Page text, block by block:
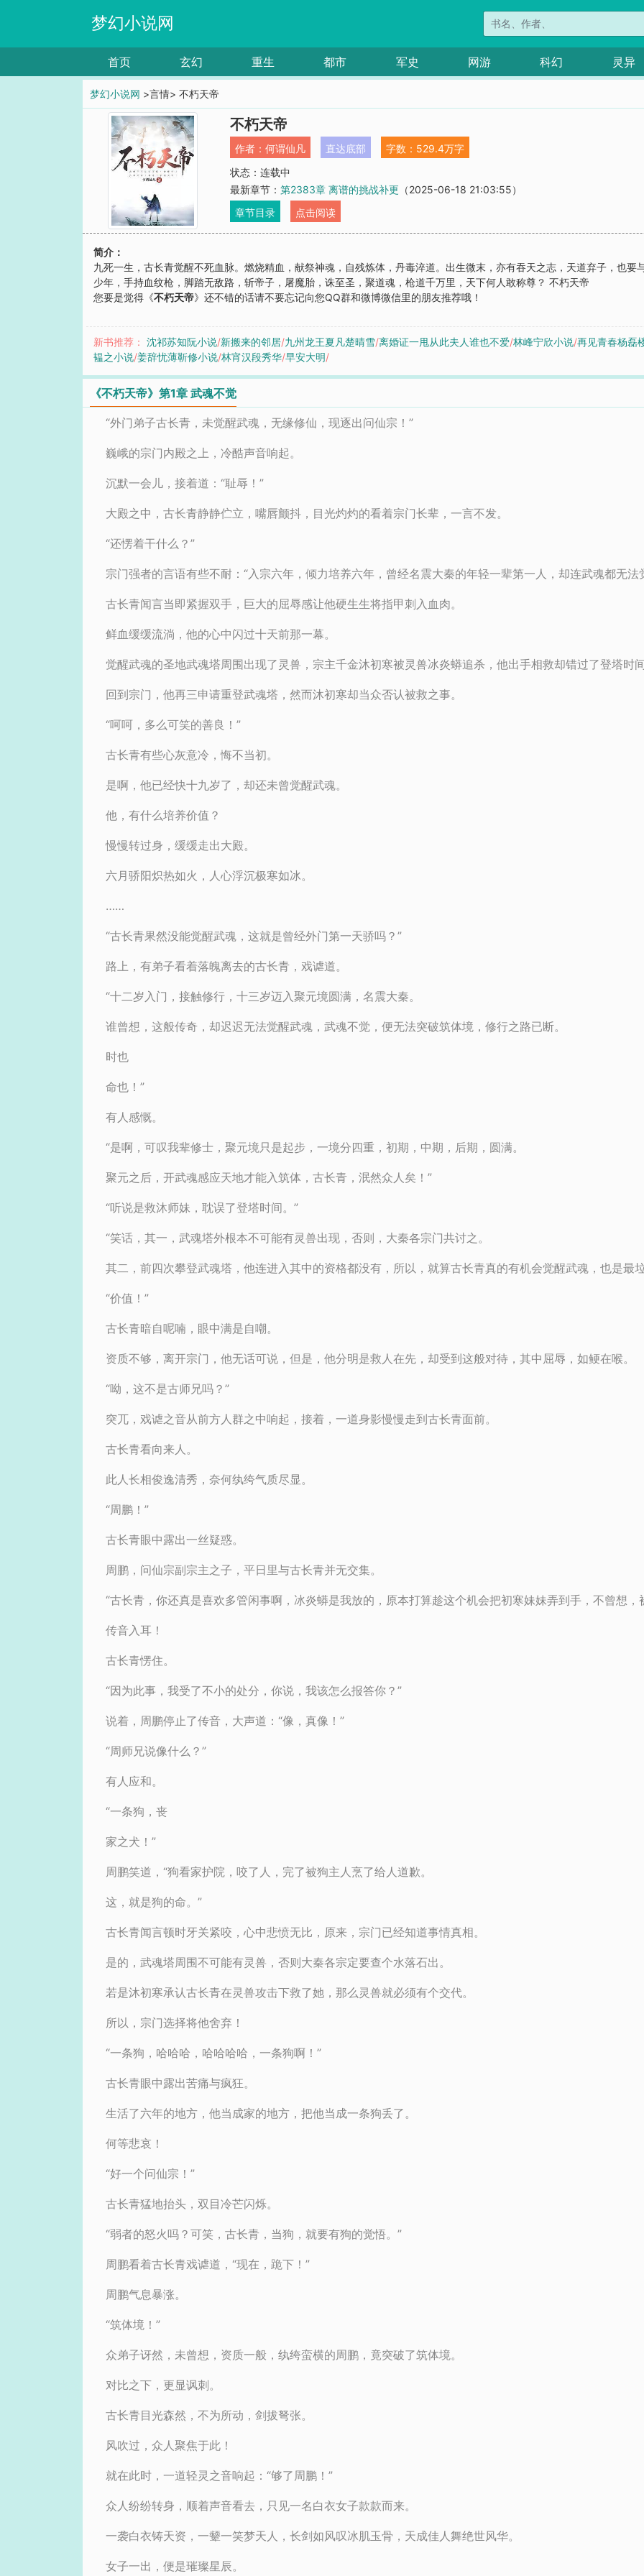
梦幻小说网
首页 玄幻 重生 都市 军史 网游 科幻 灵异
梦幻小说网 >言情> 不朽天帝
不朽天帝
作者：何谓仙凡 直达底部
字数：529.4万字
状态：连载中
最新章节：第2383章 离谱的挑战补更 （2025-06-18 21:03:55）
章节目录
点击阅读
简介：
九死一生，古长青觉醒不死血脉。燃烧精血，献祭神魂，自残炼体，丹毒淬道。出生微末，亦有吞天之志，天道弃子，也
少年，手持血纹枪，脚踏无敌路，斩帝子，屠魔胎，诛至圣，聚道魂，枪道千万里，天下何人敢称尊？ 不朽天帝
您要是觉得《不朽天帝》还不错的话请不要忘记向您QQ群和微博微信里的朋友推荐哦！
新书推荐：沈祁苏知阮小说/新搬来的邻居/九州龙王夏凡楚晴雪/离婚证一甩从此夫人谁也不爱/林峰宁欣小说/再见青春杨磊
韫之小说/姜辞忧薄靳修小说/林宵汉段秀华/早安大明/
《不朽天帝》第1章 武魂不觉
“外门弟子古长青，未觉醒武魂，无缘修仙，现逐出问仙宗！”
巍峨的宗门内殿之上，冷酷声音响起。
沉默一会儿，接着道：“耻辱！”
大殿之中，古长青静静伫立，嘴唇颤抖，目光灼灼的看着宗门长辈，一言不发。
“还愣着干什么？”
宗门强者的言语有些不耐：“入宗六年，倾力培养六年，曾经名震大秦的年轻一辈第一人，却连武魂都无法
古长青闻言当即紧握双手，巨大的屈辱感让他硬生生将指甲刺入血肉。
鲜血缓缓流淌，他的心中闪过十天前那一幕。
觉醒武魂的圣地武魂塔周围出现了灵兽，宗主千金沐初寒被灵兽冰炎蟒追杀，他出手相救却错过了登塔时
回到宗门，他再三申请重登武魂塔，然而沐初寒却当众否认被救之事。
“呵呵，多么可笑的善良！”
古长青有些心灰意冷，悔不当初。
是啊，他已经快十九岁了，却还未曾觉醒武魂。
他，有什么培养价值？
慢慢转过身，缓缓走出大殿。
六月骄阳炽热如火，人心浮沉极寒如冰。
……
“古长青果然没能觉醒武魂，这就是曾经外门第一天骄吗？”
路上，有弟子看着落魄离去的古长青，戏谑道。
“十二岁入门，接触修行，十三岁迈入聚元境圆满，名震大秦。
谁曾想，这般传奇，却迟迟无法觉醒武魂，武魂不觉，便无法突破筑体境，修行之路已断。
时也
命也！”
有人感慨。
“是啊，可叹我辈修士，聚元境只是起步，一境分四重，初期，中期，后期，圆满。
聚元之后，开武魂感应天地才能入筑体，古长青，泯然众人矣！”
“听说是救沐师妹，耽误了登塔时间。”
“笑话，其一，武魂塔外根本不可能有灵兽出现，否则，大秦各宗门共讨之。
其二，前四次攀登武魂塔，他连进入其中的资格都没有，所以，就算古长青真的有机会觉醒武魂，也是最
“价值！”
古长青暗自呢喃，眼中满是自嘲。
资质不够，离开宗门，他无话可说，但是，他分明是救人在先，却受到这般对待，其中屈辱，如鲠在喉。
“呦，这不是古师兄吗？”
突兀，戏谑之音从前方人群之中响起，接着，一道身影慢慢走到古长青面前。
古长青看向来人。
此人长相俊逸清秀，奈何纨绔气质尽显。
“周鹏！”
古长青眼中露出一丝疑惑。
周鹏，问仙宗副宗主之子，平日里与古长青并无交集。
“古长青，你还真是喜欢多管闲事啊，冰炎蟒是我放的，原本打算趁这个机会把初寒妹妹弄到手，不曾想，
传音入耳！
古长青愣住。
“因为此事，我受了不小的处分，你说，我该怎么报答你？”
说着，周鹏停止了传音，大声道：“像，真像！”
“周师兄说像什么？”
有人应和。
“一条狗，丧
家之犬！”
周鹏笑道，“狗看家护院，咬了人，完了被狗主人烹了给人道歉。
这，就是狗的命。”
古长青闻言顿时牙关紧咬，心中悲愤无比，原来，宗门已经知道事情真相。
是的，武魂塔周围不可能有灵兽，否则大秦各宗定要查个水落石出。
若是沐初寒承认古长青在灵兽攻击下救了她，那么灵兽就必须有个交代。
所以，宗门选择将他舍弃！
“一条狗，哈哈哈，哈哈哈哈，一条狗啊！”
古长青眼中露出苦痛与疯狂。
生活了六年的地方，他当成家的地方，把他当成一条狗丢了。
何等悲哀！
“好一个问仙宗！”
古长青猛地抬头，双目冷芒闪烁。
“弱者的怒火吗？可笑，古长青，当狗，就要有狗的觉悟。”
周鹏看着古长青戏谑道，“现在，跪下！”
周鹏气息暴涨。
“筑体境！”
众弟子讶然，未曾想，资质一般，纨绔蛮横的周鹏，竟突破了筑体境。
对比之下，更显讽刺。
古长青目光森然，不为所动，剑拔弩张。
风吹过，众人聚焦于此！
就在此时，一道轻灵之音响起：“够了周鹏！”
众人纷纷转身，顺着声音看去，只见一名白衣女子款款而来。
一袭白衣铸天资，一颦一笑梦天人，长剑如风叹冰肌玉骨，天成佳人舞绝世风华。
女子一出，便是璀璨星辰。